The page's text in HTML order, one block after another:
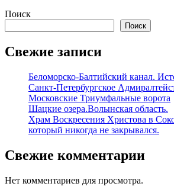
Поиск
Поиск
Свежие записи
Беломорско-Балтийский канал.
Санкт-Петербургское
Московские Триумфальные ворота
Шацкие озера.Волынская область.
Храм Воскресения Христова в
который никогда не закрывался.
Свежие комментарии
Нет комментариев для просмотра.